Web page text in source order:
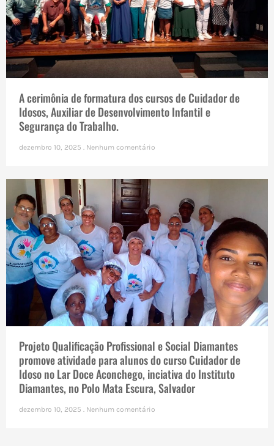
A cerimônia de formatura dos cursos de Cuidador de
Idosos, Auxiliar de Desenvolvimento Infantil e
Segurança do Trabalho.
dezembro 10, 2025 Nenhum comentário
Projeto Qualificação Profissional e Social Diamantes
promove atividade para alunos do curso Cuidador de
Idoso no Lar Doce Aconchego, inciativa do Instituto
Diamantes, no Polo Mata Escura, Salvador
dezembro 10, 2025 Nenhum comentário